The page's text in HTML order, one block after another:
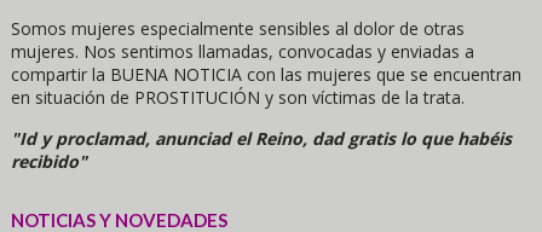
Somos mujeres especialmente sensibles al dolor de otras
mujeres. Nos sentimos llamadas, convocadas y enviadas a
compartir la BUENA NOTICIA con las mujeres que se encuentran
en situación de PROSTITUCIÓN y son víctimas de la trata.
"Id y proclamad, anunciad el Reino, dad gratis lo que habéis
recibido"
NOTICIAS Y NOVEDADES